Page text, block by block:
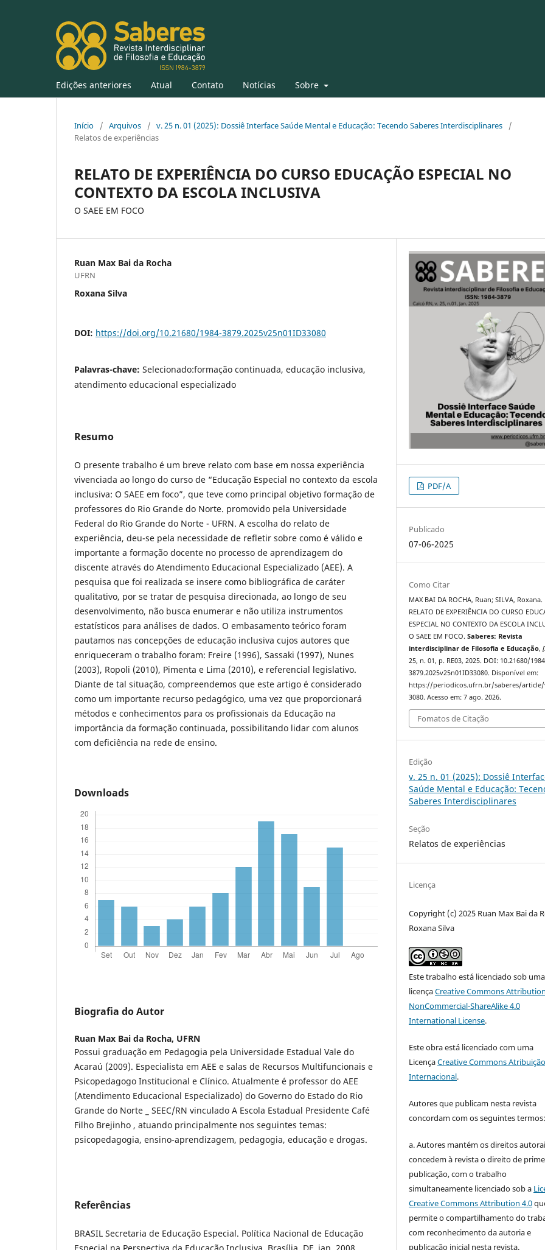
Edições anteriores Atual Contato Notícias Sobre
Início / Arquivos / v. 25 n. 01 (2025): Dossiê Interface Saúde Mental e Educação: Tecendo Saberes Interdisciplinares
/
Relatos de experiências
RELATO DE EXPERIÊNCIA DO CURSO EDUCAÇÃO ESPECIAL NO
CONTEXTO DA ESCOLA INCLUSIVA
O SAEE EM FOCO
Ruan Max Bai da Rocha
UFRN
Roxana Silva
DOI: https://doi.org/10.21680/1984-3879.2025v25n01ID33080
Palavras-chave: Selecionado:formação continuada, educação inclusiva,
atendimento educacional especializado
Resumo
O presente trabalho é um breve relato com base em nossa experiência
vivenciada ao longo do curso de “Educação Especial no contexto da escola
inclusiva: O SAEE em foco”, que teve como principal objetivo formação de
professores do Rio Grande do Norte. promovido pela Universidade
Federal do Rio Grande do Norte - UFRN. A escolha do relato de
experiência, deu-se pela necessidade de refletir sobre como é válido e
importante a formação docente no processo de aprendizagem do
discente através do Atendimento Educacional Especializado (AEE). A
pesquisa que foi realizada se insere como bibliográfica de caráter
qualitativo, por se tratar de pesquisa direcionada, ao longo de seu
desenvolvimento, não busca enumerar e não utiliza instrumentos
estatísticos para análises de dados. O embasamento teórico foram
pautamos nas concepções de educação inclusiva cujos autores que
enriqueceram o trabalho foram: Freire (1996), Sassaki (1997), Nunes
(2003), Ropoli (2010), Pimenta e Lima (2010), e referencial legislativo.
Diante de tal situação, compreendemos que este artigo é considerado
como um importante recurso pedagógico, uma vez que proporcionará
métodos e conhecimentos para os profissionais da Educação na
importância da formação continuada, possibilitando lidar com alunos
com deficiência na rede de ensino.
Downloads
Biografia do Autor
Ruan Max Bai da Rocha, UFRN
Possui graduação em Pedagogia pela Universidade Estadual Vale do
Acaraú (2009). Especialista em AEE e salas de Recursos Multifuncionais e
Psicopedagogo Institucional e Clínico. Atualmente é professor do AEE
(Atendimento Educacional Especializado) do Governo do Estado do Rio
Grande do Norte _ SEEC/RN vinculado A Escola Estadual Presidente Café
Filho Brejinho , atuando principalmente nos seguintes temas:
psicopedagogia, ensino-aprendizagem, pedagogia, educação e drogas.
Referências
BRASIL Secretaria de Educação Especial. Política Nacional de Educação
PDF/A
Publicado
07-06-2025
Como Citar
MAX BAI DA ROCHA, Ruan; SILVA, Roxana.
RELATO DE EXPERIÊNCIA DO CURSO
ESPECIAL NO CONTEXTO DA ESCOLA
O SAEE EM FOCO.Saberes: Revista
interdisciplinar de Filosofia e Educação,
25, n. 01, p. RE03, 2025. DOI: 10.21680/
3879.2025v25n01ID33080. Disponível em:
https://periodicos.ufrn.br/saberes/
3080. Acesso em: 7 ago. 2026.
Fomatos de Citação
Edição
v. 25 n. 01 (2025): Dossiê
Saúde Mental e Educação:
Saberes Interdisciplinares
Seção
Relatos de experiências
Licença
Copyright (c) 2025 Ruan Max Bai da
Roxana Silva
Este trabalho está licenciado sob uma
licençaCreative Commons
NonCommercial-ShareAlike 4.0
International License.
Este obra está licenciado com uma
LicençaCreative Commons
Internacional.
Autores que publicam nesta revista
concordam com os seguintes termos:
a. Autores mantém os direitos
concedem à revista o direito de
publicação, com o trabalho
simultaneamente licenciado sob a
Creative Commons Attribution 4.0
permite o compartilhamento do
com reconhecimento da autoria e
publicação inicial nesta revista.